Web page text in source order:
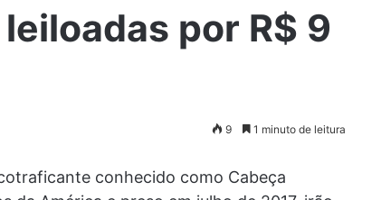
por R$ 9
9 1 minuto de leitura
conhecido como Cabeça